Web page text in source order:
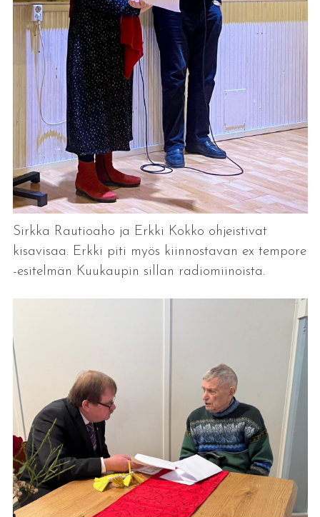
Sirkka Rautioaho ja Erkki Kokko ohjeistivat
kisavisaa. Erkki piti myös kiinnostavan ex tempore
-esitelmän Kuukaupin sillan radiomiinoista.